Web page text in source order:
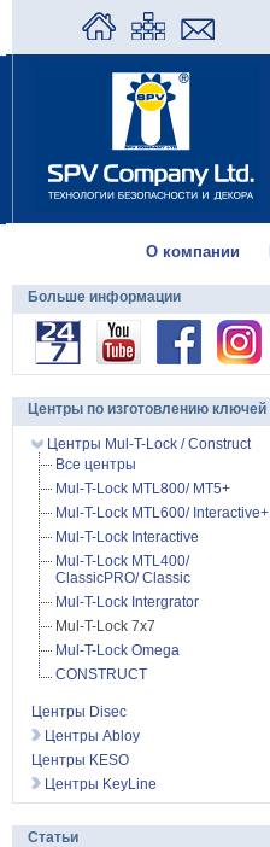
О компании
Больше информации
Центры по изготовлению ключей
Центры Mul-T-Lock / Construct
Все центры
Mul-T-Lock MTL800/ MT5+
Mul-T-Lock MTL600/ Interactive+
Mul-T-Lock Interactive
Mul-T-Lock MTL400/
ClassicPRO/ Classic
Mul-T-Lock Intergrator
Mul-T-Lock 7x7
Mul-T-Lock Omega
CONSTRUCT
Центры Disec
Центры Abloy
Центры KESO
Центры KeyLine
Статьи